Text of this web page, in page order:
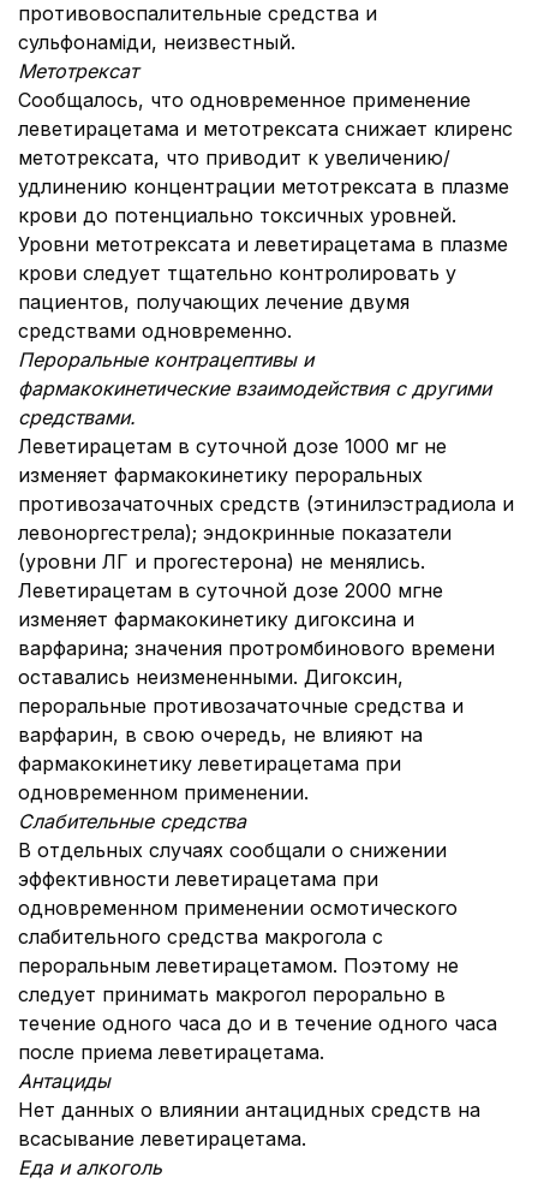
противовоспалительные средства и
сульфонаміди, неизвестный.
Метотрексат
Сообщалось, что одновременное применение
леветирацетама и метотрексата снижает клиренс
метотрексата, что приводит к увеличению/
удлинению концентрации метотрексата в плазме
крови до потенциально токсичных уровней.
Уровни метотрексата и леветирацетама в плазме
крови следует тщательно контролировать у
пациентов, получающих лечение двумя
средствами одновременно.
Пероральные контрацептивы и
фармакокинетические взаимодействия с другими
средствами.
Леветирацетам в суточной дозе 1000 мг не
изменяет фармакокинетику пероральных
противозачаточных средств (этинилэстрадиола и
левоноргестрела); эндокринные показатели
(уровни ЛГ и прогестерона) не менялись.
Леветирацетам в суточной дозе 2000 мгне
изменяет фармакокинетику дигоксина и
варфарина; значения протромбинового времени
оставались неизмененными. Дигоксин,
пероральные противозачаточные средства и
варфарин, в свою очередь, не влияют на
фармакокинетику леветирацетама при
одновременном применении.
Слабительные средства
В отдельных случаях сообщали о снижении
эффективности леветирацетама при
одновременном применении осмотического
слабительного средства макрогола с
пероральным леветирацетамом. Поэтому не
следует принимать макрогол перорально в
течение одного часа до и в течение одного часа
после приема леветирацетама.
Антациды
Нет данных о влиянии антацидных средств на
всасывание леветирацетама.
Еда и алкоголь